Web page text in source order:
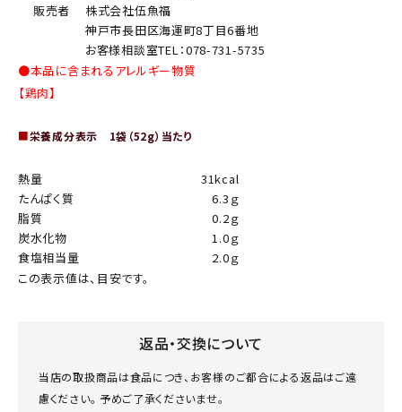
販売者
株式会社伍魚福
神戸市長田区海運町8丁目6番地
お客様相談室TEL：078-731-5735
●本品に含まれるアレルギー物質
【鶏肉】
■栄養成分表示 1袋（52g）当たり
熱量
31kcal
たんぱく質
6.3ｇ
脂質
0.2ｇ
炭水化物
1.0ｇ
食塩相当量
2.0ｇ
この表示値は、目安です。
返品・交換について
当店の取扱商品は食品につき、お客様のご都合による返品はご遠
慮ください。 予めご了承くださいませ。